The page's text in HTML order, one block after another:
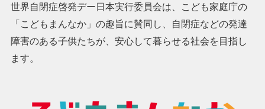
世界自閉症啓発デー日本実行委員会は、こども家庭庁の
「こどもまんなか」の趣旨に賛同し、自閉症などの発達
障害のある子供たちが、安心して暮らせる社会を目指し
ます。